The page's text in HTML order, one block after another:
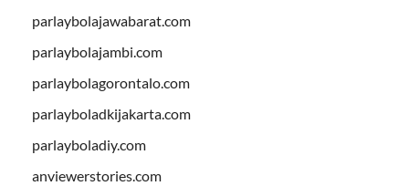
parlaybolajawabarat.com
parlaybolajambi.com
parlaybolagorontalo.com
parlayboladkijakarta.com
parlayboladiy.com
anviewerstories.com